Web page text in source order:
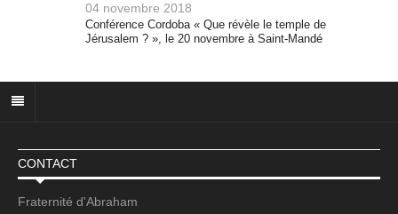
04 novembre 2018
Conférence Cordoba « Que révèle le temple de
Jérusalem ? », le 20 novembre à Saint-Mandé
CONTACT
Fraternité d'Abraham